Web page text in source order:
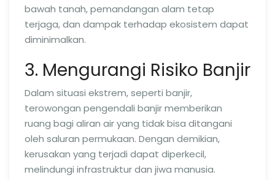
bawah tanah, pemandangan alam tetap
terjaga, dan dampak terhadap ekosistem dapat
diminimalkan.
3. Mengurangi Risiko Banjir
Dalam situasi ekstrem, seperti banjir,
terowongan pengendali banjir memberikan
ruang bagi aliran air yang tidak bisa ditangani
oleh saluran permukaan. Dengan demikian,
kerusakan yang terjadi dapat diperkecil,
melindungi infrastruktur dan jiwa manusia.